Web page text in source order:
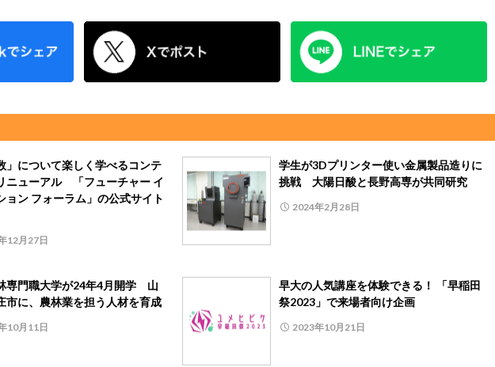
」について楽しく学べるコンテ
ニューアル 「フューチャー イ
ョン フォーラム」の公式サイト
12月27日
学生が3Dプリンター使い金属製品造りに
挑戦 大陽日酸と長野高専が共同研究
2024年2月28日
専門職大学が24年4月開学 山
市に、農林業を担う人材を育成
10月11日
早大の人気講座を体験できる！ 「早稲田
祭2023」で来場者向け企画
2023年10月21日